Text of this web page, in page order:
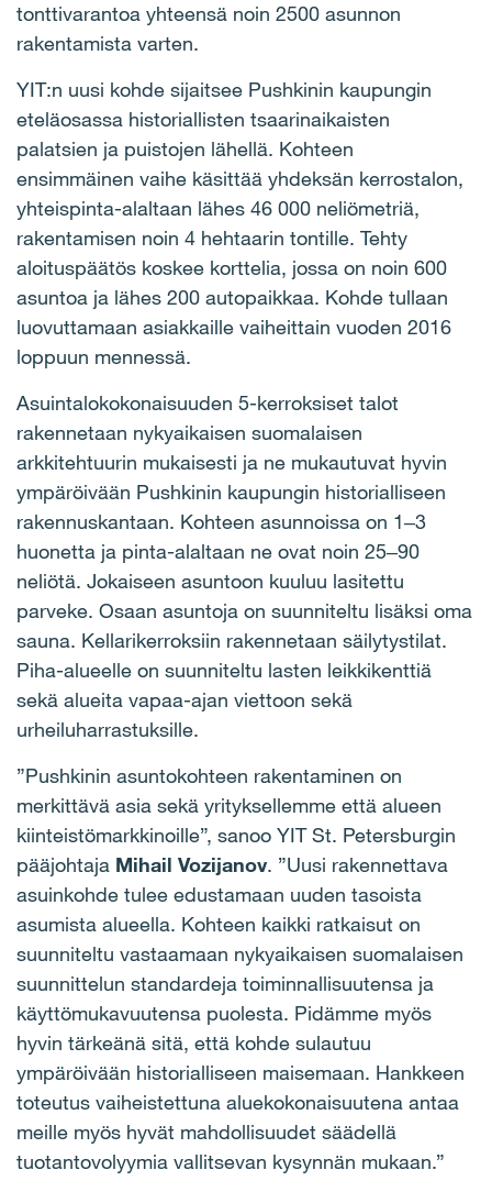
tonttivarantoa yhteensä noin 2500 asunnon
rakentamista varten.
YIT:n uusi kohde sijaitsee Pushkinin kaupungin
eteläosassa historiallisten tsaarinaikaisten
palatsien ja puistojen lähellä. Kohteen
ensimmäinen vaihe käsittää yhdeksän kerrostalon,
yhteispinta-alaltaan lähes 46 000 neliömetriä,
rakentamisen noin 4 hehtaarin tontille. Tehty
aloituspäätös koskee korttelia, jossa on noin 600
asuntoa ja lähes 200 autopaikkaa. Kohde tullaan
luovuttamaan asiakkaille vaiheittain vuoden 2016
loppuun mennessä.
Asuintalokokonaisuuden 5-kerroksiset talot
rakennetaan nykyaikaisen suomalaisen
arkkitehtuurin mukaisesti ja ne mukautuvat hyvin
ympäröivään Pushkinin kaupungin historialliseen
rakennuskantaan. Kohteen asunnoissa on 1‒3
huonetta ja pinta-alaltaan ne ovat noin 25‒90
neliötä. Jokaiseen asuntoon kuuluu lasitettu
parveke. Osaan asuntoja on suunniteltu lisäksi oma
sauna. Kellarikerroksiin rakennetaan säilytystilat.
Piha-alueelle on suunniteltu lasten leikkikenttiä
sekä alueita vapaa-ajan viettoon sekä
urheiluharrastuksille.
”Pushkinin asuntokohteen rakentaminen on
merkittävä asia sekä yrityksellemme että alueen
kiinteistömarkkinoille”, sanoo YIT St. Petersburgin
pääjohtaja Mihail Vozijanov. ”Uusi rakennettava
asuinkohde tulee edustamaan uuden tasoista
asumista alueella. Kohteen kaikki ratkaisut on
suunniteltu vastaamaan nykyaikaisen suomalaisen
suunnittelun standardeja toiminnallisuutensa ja
käyttömukavuutensa puolesta. Pidämme myös
hyvin tärkeänä sitä, että kohde sulautuu
ympäröivään historialliseen maisemaan. Hankkeen
toteutus vaiheistettuna aluekokonaisuutena antaa
meille myös hyvät mahdollisuudet säädellä
tuotantovolyymia vallitsevan kysynnän mukaan.”